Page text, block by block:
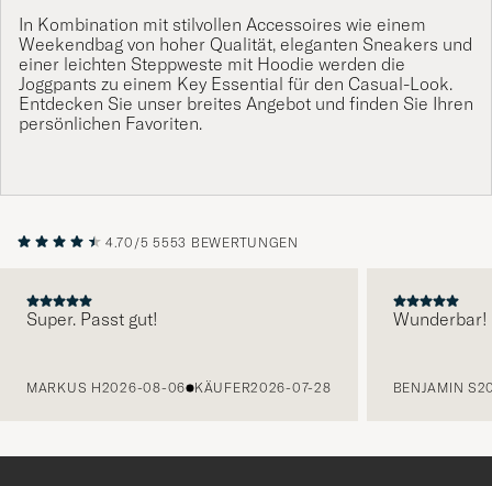
In Kombination mit stilvollen Accessoires wie einem
Weekendbag von hoher Qualität, eleganten Sneakers und
einer leichten Steppweste mit Hoodie werden die
Joggpants zu einem Key Essential für den Casual-Look.
Entdecken Sie unser breites Angebot und finden Sie Ihren
persönlichen Favoriten.
4.70/5 5553 BEWERTUNGEN
Super. Passt gut!
MARKUS H2026-08-06 KÄUFER2026-07-28
Wunderbar!
BENJAMIN S